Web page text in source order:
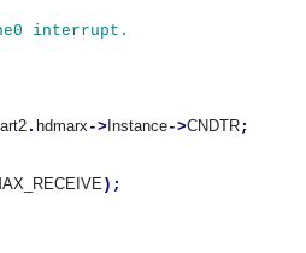
interrupt.
. hdmarx ->Instance->CNDTR;
);